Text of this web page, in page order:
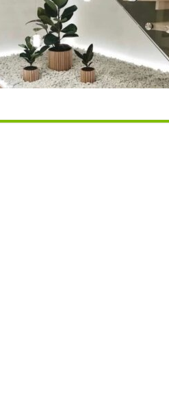
تصل
الي
20‎%‎
علي
تنسيق
الحدائق
ابو
ظبي